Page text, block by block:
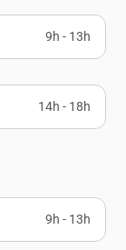
9h - 13h
14h - 18h
9h - 13h